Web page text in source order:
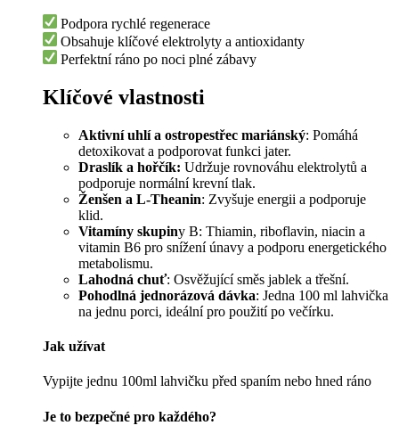
Podpora rychlé regenerace
Obsahuje klíčové elektrolyty a antioxidanty
Perfektní ráno po noci plné zábavy
Klíčové vlastnosti
Aktivní uhlí a ostropestřec mariánský: Pomáhá
detoxikovat a podporovat funkci jater.
Draslík a hořčík: Udržuje rovnováhu elektrolytů a
podporuje normální krevní tlak.
Ženšen a L-Theanin: Zvyšuje energii a podporuje
klid.
Vitamíny skupiny B: Thiamin, riboflavin, niacin a
vitamin B6 pro snížení únavy a podporu energetického
metabolismu.
Lahodná chuť: Osvěžující směs jablek a třešní.
Pohodlná jednorázová dávka: Jedna 100 ml lahvička
na jednu porci, ideální pro použití po večírku.
Jak užívat
Vypijte jednu 100ml lahvičku před spaním nebo hned ráno
Je to bezpečné pro každého?